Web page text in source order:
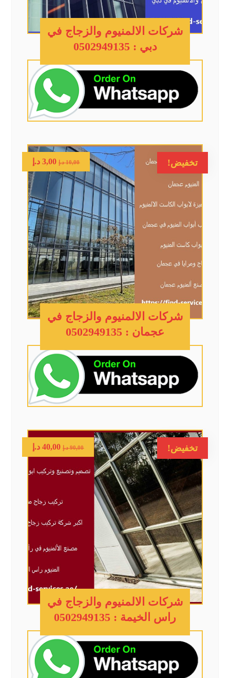
شركات الالمنيوم والزجاج في
دبي : 0502949135
تخفيض!
شركات الالمنيوم والزجاج في
عجمان : 0502949135
10,00 د.إ 3,00 د.إ
تخفيض!
شركات الالمنيوم والزجاج في
راس الخيمة : 0502949135
90,00 د.إ 40,00 د.إ